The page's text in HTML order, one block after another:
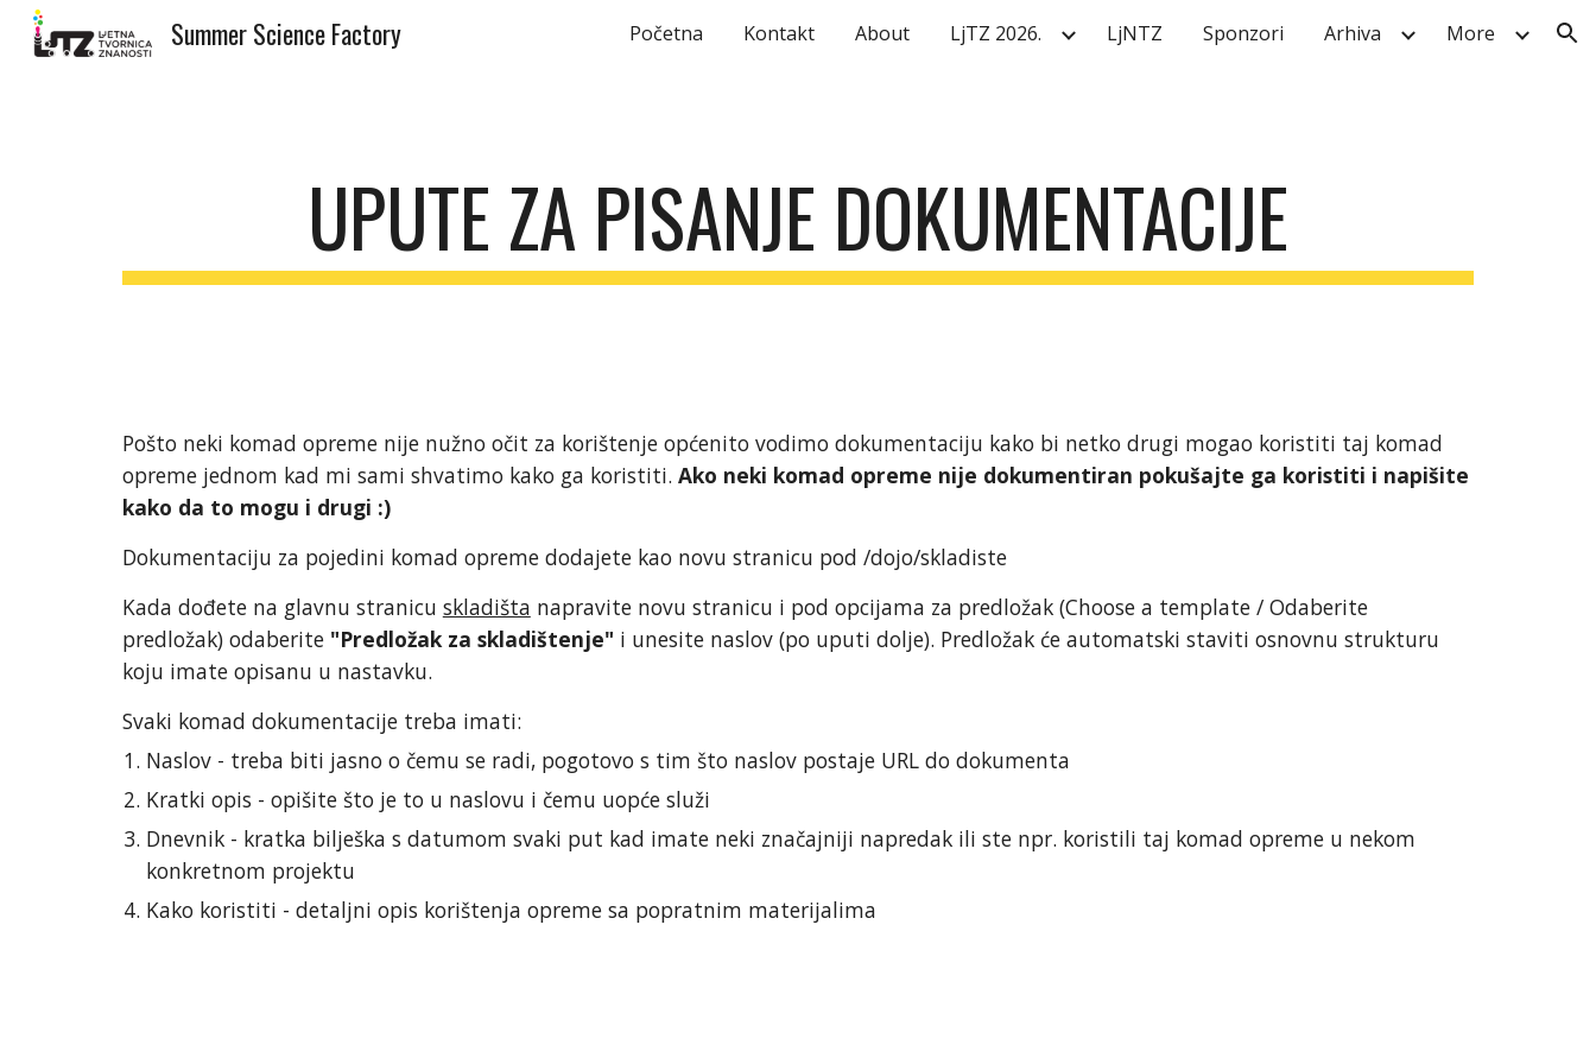
Skip to main content Skip to navigation
Summer Science Factory Početna Kontakt About LjTZ 2026. LjNTZ Sponzori Arhiva More
UPUTE ZA PISANJE DOKUMENTACIJE
Pošto neki komad opreme nije nužno očit za korištenje općenito vodimo dokumentaciju kako bi netko drugi mogao koristiti taj komad
opreme jednom kad mi sami shvatimo kako ga koristiti. Ako neki komad opreme nije dokumentiran pokušajte ga koristiti i napišite
kako da to mogu i drugi :)
Dokumentaciju za pojedini komad opreme dodajete kao novu stranicu pod /dojo/skladiste
Kada dođete na glavnu stranicu skladišta napravite novu stranicu i pod opcijama za predložak (Choose a template / Odaberite
predložak) odaberite "Predložak za skladištenje" i unesite naslov (po uputi dolje). Predložak će automatski staviti osnovnu strukturu
koju imate opisanu u nastavku.
Svaki komad dokumentacije treba imati:
Naslov - treba biti jasno o čemu se radi, pogotovo s tim što naslov postaje URL do dokumenta
Kratki opis - opišite što je to u naslovu i čemu uopće služi
Dnevnik - kratka bilješka s datumom svaki put kad imate neki značajniji napredak ili ste npr. koristili taj komad opreme u nekom
konkretnom projektu
Kako koristiti - detaljni opis korištenja opreme sa popratnim materijalima